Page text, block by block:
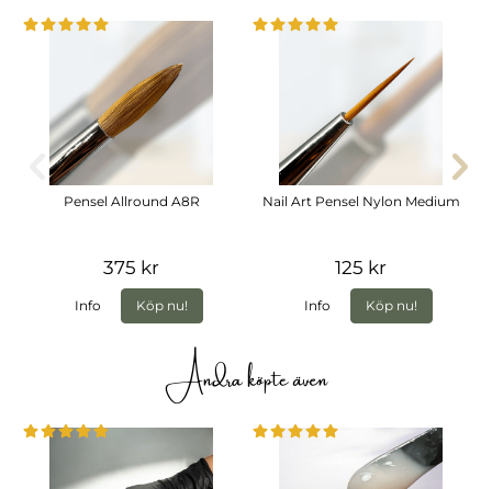
Pensel Allround A8R
375 kr
Info Köp nu!
Nail Art Pensel Nylon Medium
125 kr
Info Köp nu!
Andra köpte även